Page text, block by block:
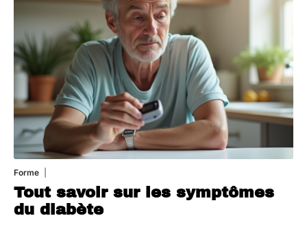
Forme
Tout savoir sur les symptômes
du diabète